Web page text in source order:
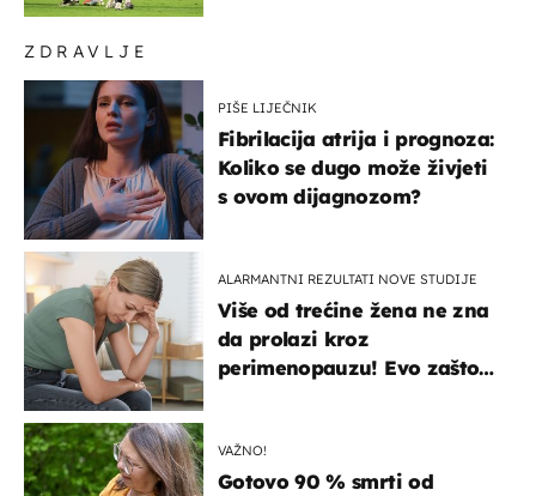
ZDRAVLJE
PIŠE LIJEČNIK
Fibrilacija atrija i prognoza:
Koliko se dugo može živjeti
s ovom dijagnozom?
ALARMANTNI REZULTATI NOVE STUDIJE
Više od trećine žena ne zna
da prolazi kroz
perimenopauzu! Evo zašto
VAŽNO!
Gotovo 90 % smrti od